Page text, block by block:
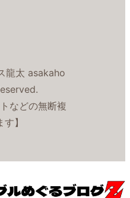
太 asakaho
などの無断複
】